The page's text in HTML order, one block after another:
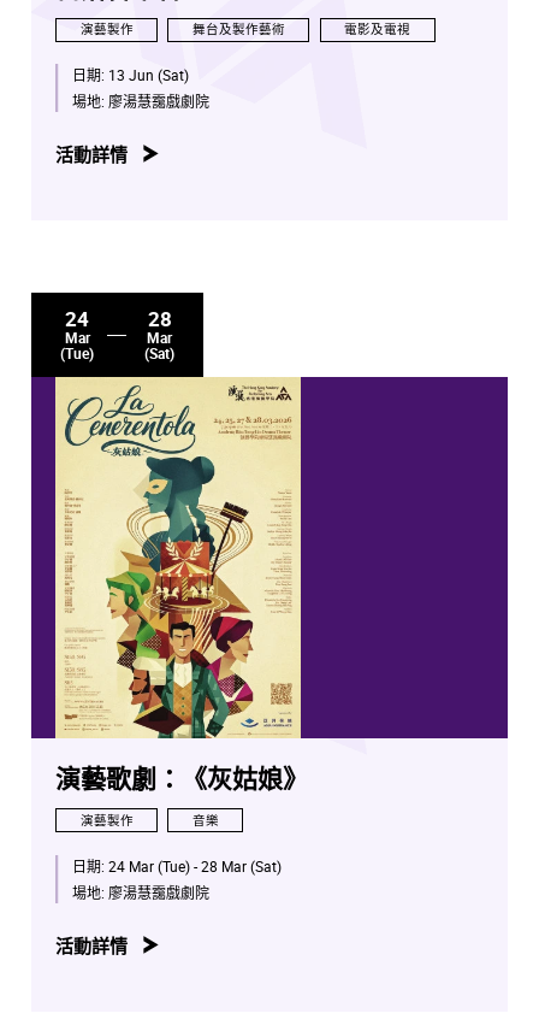
演藝製作 舞台及製作藝術 電影及電視
日期: 13 Jun (Sat)
場地: 廖湯慧靄戲劇院
活動詳情
24
Mar
(Tue)
28
Mar
(Sat)
演藝歌劇：《灰姑娘》
演藝製作 音樂
日期: 24 Mar (Tue) - 28 Mar (Sat)
場地: 廖湯慧靄戲劇院
活動詳情